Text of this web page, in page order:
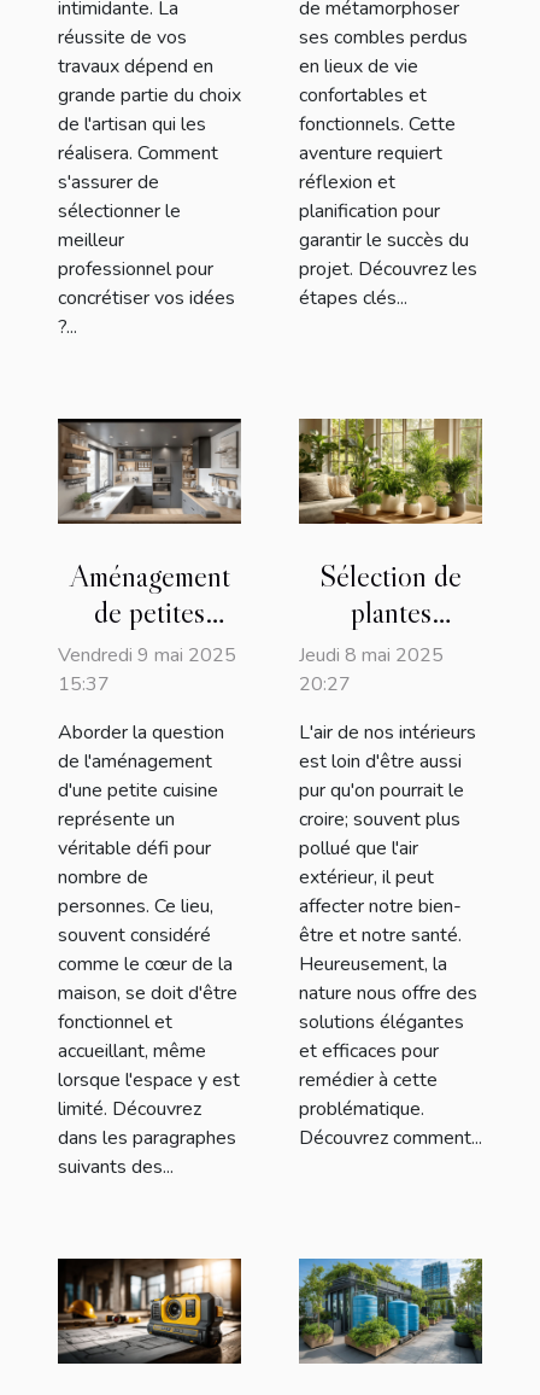
intimidante. La
réussite de vos
travaux dépend en
grande partie du choix
de l'artisan qui les
réalisera. Comment
s'assurer de
sélectionner le
meilleur
professionnel pour
concrétiser vos idées
?...
de métamorphoser
ses combles perdus
en lieux de vie
confortables et
fonctionnels. Cette
aventure requiert
réflexion et
planification pour
garantir le succès du
projet. Découvrez les
étapes clés...
Aménagement
de petites
cuisines
optimisé
comment
maximiser
l'espace
Vendredi 9 mai 2025
15:37
Aborder la question
de l'aménagement
d'une petite cuisine
représente un
véritable défi pour
nombre de
personnes. Ce lieu,
souvent considéré
comme le cœur de la
maison, se doit d'être
fonctionnel et
accueillant, même
lorsque l'espace y est
limité. Découvrez
dans les paragraphes
suivants des...
Sélection de
plantes
d'intérieur
dépolluantes
pour un air sain
chez soi
Jeudi 8 mai 2025
20:27
L'air de nos intérieurs
est loin d'être aussi
pur qu'on pourrait le
croire; souvent plus
pollué que l'air
extérieur, il peut
affecter notre bien-
être et notre santé.
Heureusement, la
nature nous offre des
solutions élégantes
et efficaces pour
remédier à cette
problématique.
Découvrez comment...